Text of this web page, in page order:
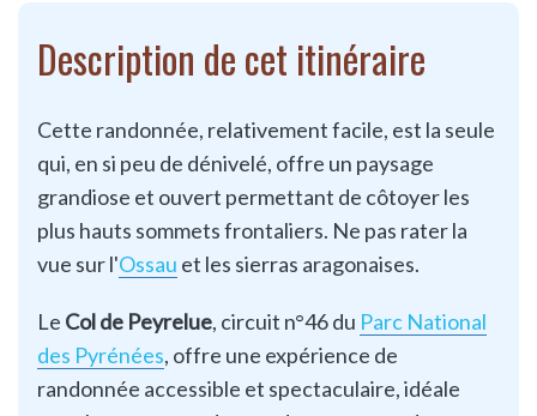
Description de cet itinéraire
Cette randonnée, relativement facile, est la seule
qui, en si peu de dénivelé, offre un paysage
grandiose et ouvert permettant de côtoyer les
plus hauts sommets frontaliers. Ne pas rater la
vue sur l'Ossau et les sierras aragonaises.
Le Col de Peyrelue, circuit n°46 du Parc National
des Pyrénées, offre une expérience de
randonnée accessible et spectaculaire, idéale